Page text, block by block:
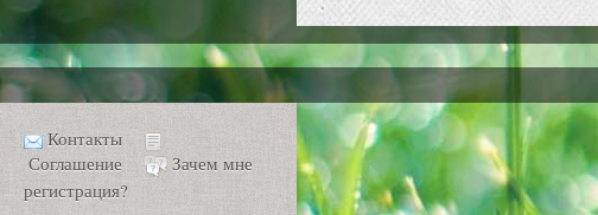
Контакты
Соглашение
Зачем мне
регистрация?